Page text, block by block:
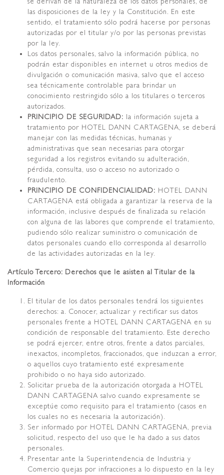
las disposiciones de la ley y la Constitución. En este
sentido, el tratamiento sólo podrá hacerse por personas
autorizadas por el titular y/o por las personas previstas
por la ley.
Los datos personales, salvo la información pública, no
podrán estar disponibles en internet u otros medios de
divulgación o comunicación masiva, salvo que el acceso
sea técnicamente controlable para brindar un
conocimiento restringido sólo a los titulares o terceros
autorizados.
PRINCIPIO DE SEGURIDAD: la información sujeta a
tratamiento por HOTEL DANN CARTAGENA, se deberá
manejar con las medidas técnicas, humanas y
administrativas que sean necesarias para otorgar
seguridad a los registros evitando su adulteración,
pérdida, consulta, uso o acceso no autorizado o
fraudulento.
PRINCIPIO DE CONFIDENCIALIDAD: HOTEL DANN
CARTAGENA está obligada a garantizar la reserva de la
información, inclusive después de finalizada su relación
con alguna de las labores que comprende el tratamiento,
pudiendo sólo realizar suministro o comunicación de
datos personales cuando ello corresponda al desarrollo
de las actividades autorizadas en la ley.
Artículo Tercero: Derechos que le asisten al Titular de la
Información
El titular de los datos personales tendrá los siguientes
derechos: a. Conocer, actualizar y rectificar sus datos
personales frente a HOTEL DANN CARTAGENA en su
condición de responsable del tratamiento. Este derecho
se podrá ejercer, entre otros, frente a datos parciales,
inexactos, incompletos, fraccionados, que induzcan a error,
o aquellos cuyo tratamiento esté expresamente
prohibido o no haya sido autorizado.
Solicitar prueba de la autorización otorgada a HOTEL
DANN CARTAGENA salvo cuando expresamente se
exceptúe como requisito para el tratamiento (casos en
los cuales no es necesaria la autorización).
Ser informado por HOTEL DANN CARTAGENA, previa
solicitud, respecto del uso que le ha dado a sus datos
personales.
Presentar ante la Superintendencia de Industria y
Comercio quejas por infracciones a lo dispuesto en la ley